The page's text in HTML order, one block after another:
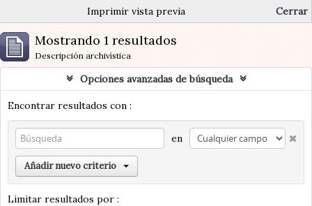
Imprimir vista previa Cerrar
Mostrando 1 resultados
Descripción archivística
Opciones avanzadas de búsqueda
Encontrar resultados con :
en
Añadir nuevo criterio
Limitar resultados por :